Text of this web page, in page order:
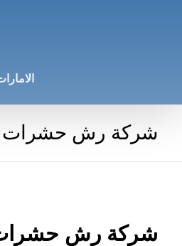
شركة رش حشرات
شركة رش حشرات